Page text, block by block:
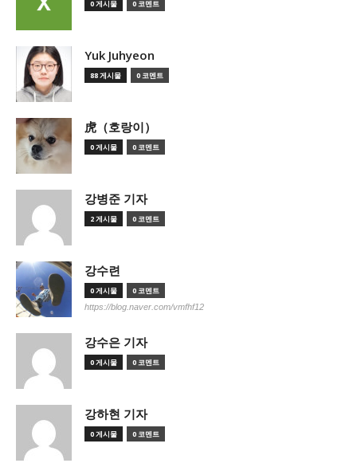
0 게시물 0 코멘트
Yuk Juhyeon
88 게시물 0 코멘트
虎（호랑이）
0 게시물 0 코멘트
강병준 기자
2 게시물 0 코멘트
강수련
0 게시물 0 코멘트
https://blog.naver.com/vmfhf12
강수은 기자
0 게시물 0 코멘트
강하현 기자
0 게시물 0 코멘트